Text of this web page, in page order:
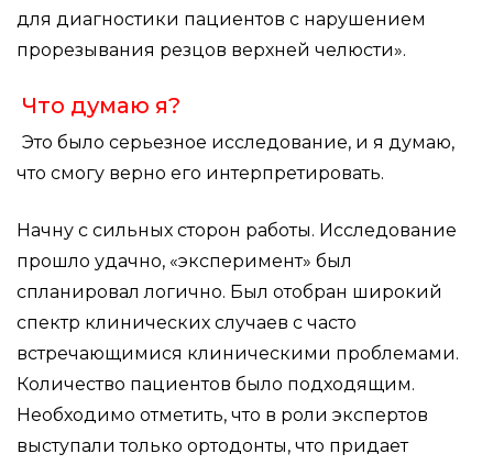
для диагностики пациентов с нарушением
прорезывания резцов верхней челюсти».
Что думаю я?
Это было серьезное исследование, и я думаю,
что смогу верно его интерпретировать.
Начну с сильных сторон работы. Исследование
прошло удачно, «эксперимент» был
спланировал логично. Был отобран широкий
спектр клинических случаев с часто
встречающимися клиническими проблемами.
Количество пациентов было подходящим.
Необходимо отметить, что в роли экспертов
выступали только ортодонты, что придает